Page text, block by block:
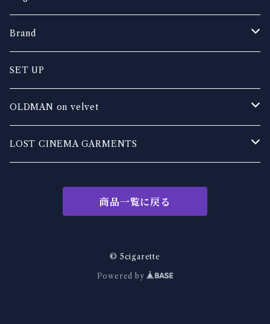
Brand
OLDMAN on velvet
EXHALE leather works
DIRTY DAZE DADDY
KakeraPlants
SET UP
OLDMAN on velvet
TOPS
LOST CINEMA GARMENTS
商品一覧に戻る
© 5cigarette
Powered by